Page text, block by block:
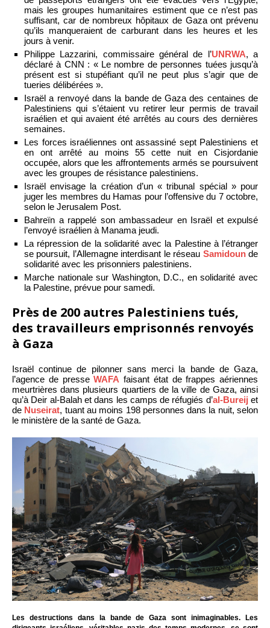
mais les groupes humanitaires estiment que ce n’est pas
suffisant, car de nombreux hôpitaux de Gaza ont prévenu
qu’ils manqueraient de carburant dans les heures et les
jours à venir.
Philippe Lazzarini, commissaire général de l’UNRWA, a
déclaré à CNN : « Le nombre de personnes tuées jusqu’à
présent est si stupéfiant qu’il ne peut plus s’agir que de
tueries délibérées ».
Israël a renvoyé dans la bande de Gaza des centaines de
Palestiniens qui s’étaient vu retirer leur permis de travail
israélien et qui avaient été arrêtés au cours des dernières
semaines.
Les forces israéliennes ont assassiné sept Palestiniens et
en ont arrêté au moins 55 cette nuit en Cisjordanie
occupée, alors que les affrontements armés se poursuivent
avec les groupes de résistance palestiniens.
Israël envisage la création d’un « tribunal spécial » pour
juger les membres du Hamas pour l’offensive du 7 octobre,
selon le Jerusalem Post.
Bahreïn a rappelé son ambassadeur en Israël et expulsé
l’envoyé israélien à Manama jeudi.
La répression de la solidarité avec la Palestine à l’étranger
se poursuit, l’Allemagne interdisant le réseau Samidounde
solidarité avec les prisonniers palestiniens.
Marche nationale sur Washington, D.C., en solidarité avec
la Palestine, prévue pour samedi.
Près de 200 autres Palestiniens tués,
des travailleurs emprisonnés renvoyés
à Gaza
Israël continue de pilonner sans merci la bande de Gaza,
l’agence de presseWAFA faisant état de frappes aériennes
meurtrières dans plusieurs quartiers de la ville de Gaza, ainsi
qu’à Deir al-Balah et dans les camps de réfugiés d’al-Bureij et
de Nuseirat, tuant au moins 198 personnes dans la nuit, selon
le ministère de la santé de Gaza.
Les destructions dans la bande de Gaza sont inimaginables. Les